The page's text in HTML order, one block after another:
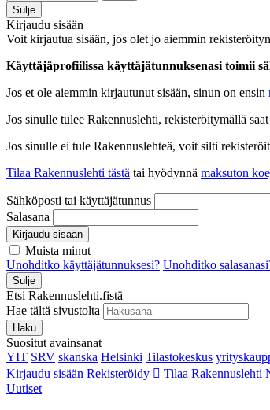
Sulje
Kirjaudu sisään
Voit kirjautua sisään, jos olet jo aiemmin
Käyttäjäprofiilissa käyttäjätunnuksenasi toimii
Jos et ole aiemmin kirjautunut sisään, sinun on ensin
Jos sinulle tulee Rakennuslehti, rekisteröitymällä
Jos sinulle ei tule Rakennuslehteä, voit silti
Tilaa Rakennuslehti tästä tai hyödynnä maksuton
Sähköposti tai käyttäjätunnus
Salasana
Kirjaudu sisään
Muista minut
Unohditko käyttäjätunnuksesi? Unohditko
Sulje
Etsi Rakennuslehti.fistä
Hae tältä sivustolta
Haku
Suositut avainsanat
YIT SRV skanska Helsinki Tilastokeskus
Kirjaudu sisään Rekisteröidy Tilaa Rakennuslehti
Uutiset